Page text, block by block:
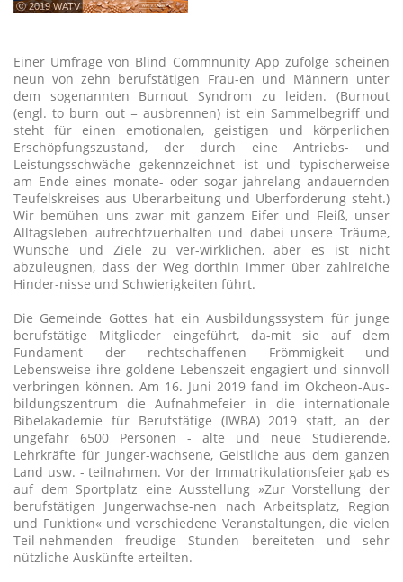
ⓒ 2019 WATV
Einer Umfrage von Blind Commnunity App zufolge scheinen
neun von zehn berufstätigen Frau-en und Männern unter
dem sogenannten Burnout Syndrom zu leiden. (Burnout
(engl. to burn out = ausbrennen) ist ein Sammelbegriff und
steht für einen emotionalen, geistigen und körperlichen
Erschöpfungszustand, der durch eine Antriebs- und
Leistungsschwäche gekennzeichnet ist und typischerweise
am Ende eines monate- oder sogar jahrelang andauernden
Teufelskreises aus Überarbeitung und Überforderung steht.)
Wir bemühen uns zwar mit ganzem Eifer und Fleiß, unser
Alltagsleben aufrechtzuerhalten und dabei unsere Träume,
Wünsche und Ziele zu ver-wirklichen, aber es ist nicht
abzuleugnen, dass der Weg dorthin immer über zahlreiche
Hinder-nisse und Schwierigkeiten führt.
Die Gemeinde Gottes hat ein Ausbildungssystem für junge
berufstätige Mitglieder eingeführt, da-mit sie auf dem
Fundament der rechtschaffenen Frömmigkeit und
Lebensweise ihre goldene Lebenszeit engagiert und sinnvoll
verbringen können. Am 16. Juni 2019 fand im Okcheon-Aus-
bildungszentrum die Aufnahmefeier in die internationale
Bibelakademie für Berufstätige (IWBA) 2019 statt, an der
ungefähr 6500 Personen - alte und neue Studierende,
Lehrkräfte für Junger-wachsene, Geistliche aus dem ganzen
Land usw. - teilnahmen. Vor der Immatrikulationsfeier gab es
auf dem Sportplatz eine Ausstellung »Zur Vorstellung der
berufstätigen Jungerwachse-nen nach Arbeitsplatz, Region
und Funktion« und verschiedene Veranstaltungen, die vielen
Teil-nehmenden freudige Stunden bereiteten und sehr
nützliche Auskünfte erteilten.